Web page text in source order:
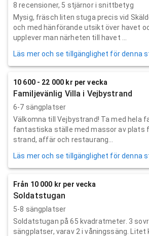
8 recensioner, 5 stjärnor i snittbetyg
Mysig, fräsch liten stuga precis vid
och med hänförande utsikt över havet
upplever man närheten till havet ...
Läs mer och se tillgänglighet för denna
10 600 - 22 000 kr per vecka
Familjevänlig Villa i Vejbystrand
6-7 sängplatser
Välkomna till Vejbystrand! Ta med hela
fantastiska ställe med massor av plats
strand, affär och restaurang...
Läs mer och se tillgänglighet för denna
Från 10 000 kr per vecka
Soldatstugan
5-8 sängplatser
Soldatstugan på 65 kvadratmeter. 3
sängplatser, varav 2 i våningssäng. Litet